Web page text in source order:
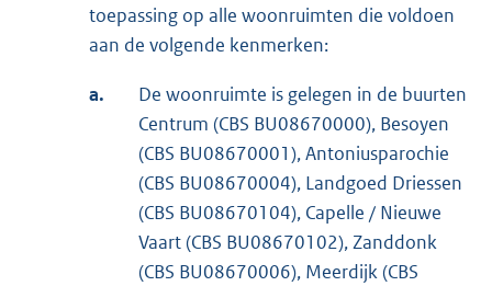
toepassing op alle woonruimten die voldoen
aan de volgende kenmerken:
a.
De woonruimte is gelegen in de buurten
Centrum (CBS BU08670000), Besoyen
(CBS BU08670001), Antoniusparochie
(CBS BU08670004), Landgoed Driessen
(CBS BU08670104), Capelle / Nieuwe
Vaart (CBS BU08670102), Zanddonk
(CBS BU08670006), Meerdijk (CBS